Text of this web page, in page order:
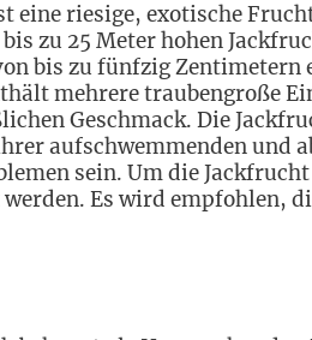
eine riesige, exotische
zu 25 Meter hohen
bis zu fünfzig
mehrere traubengroße
Geschmack. Die
aufschwemmenden und
sein. Um die
Es wird empfohlen,